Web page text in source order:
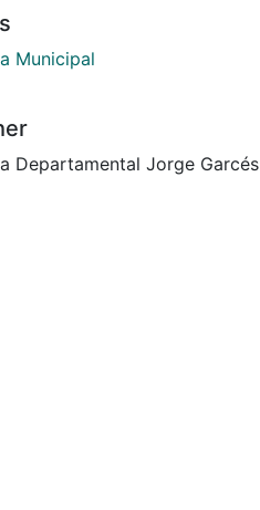
Municipal
Departamental Jorge Garcés